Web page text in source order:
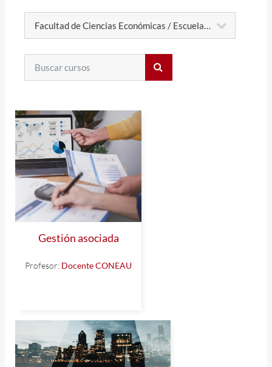
Categorías
Gestión asociada
Profesor: Docente CONEAU